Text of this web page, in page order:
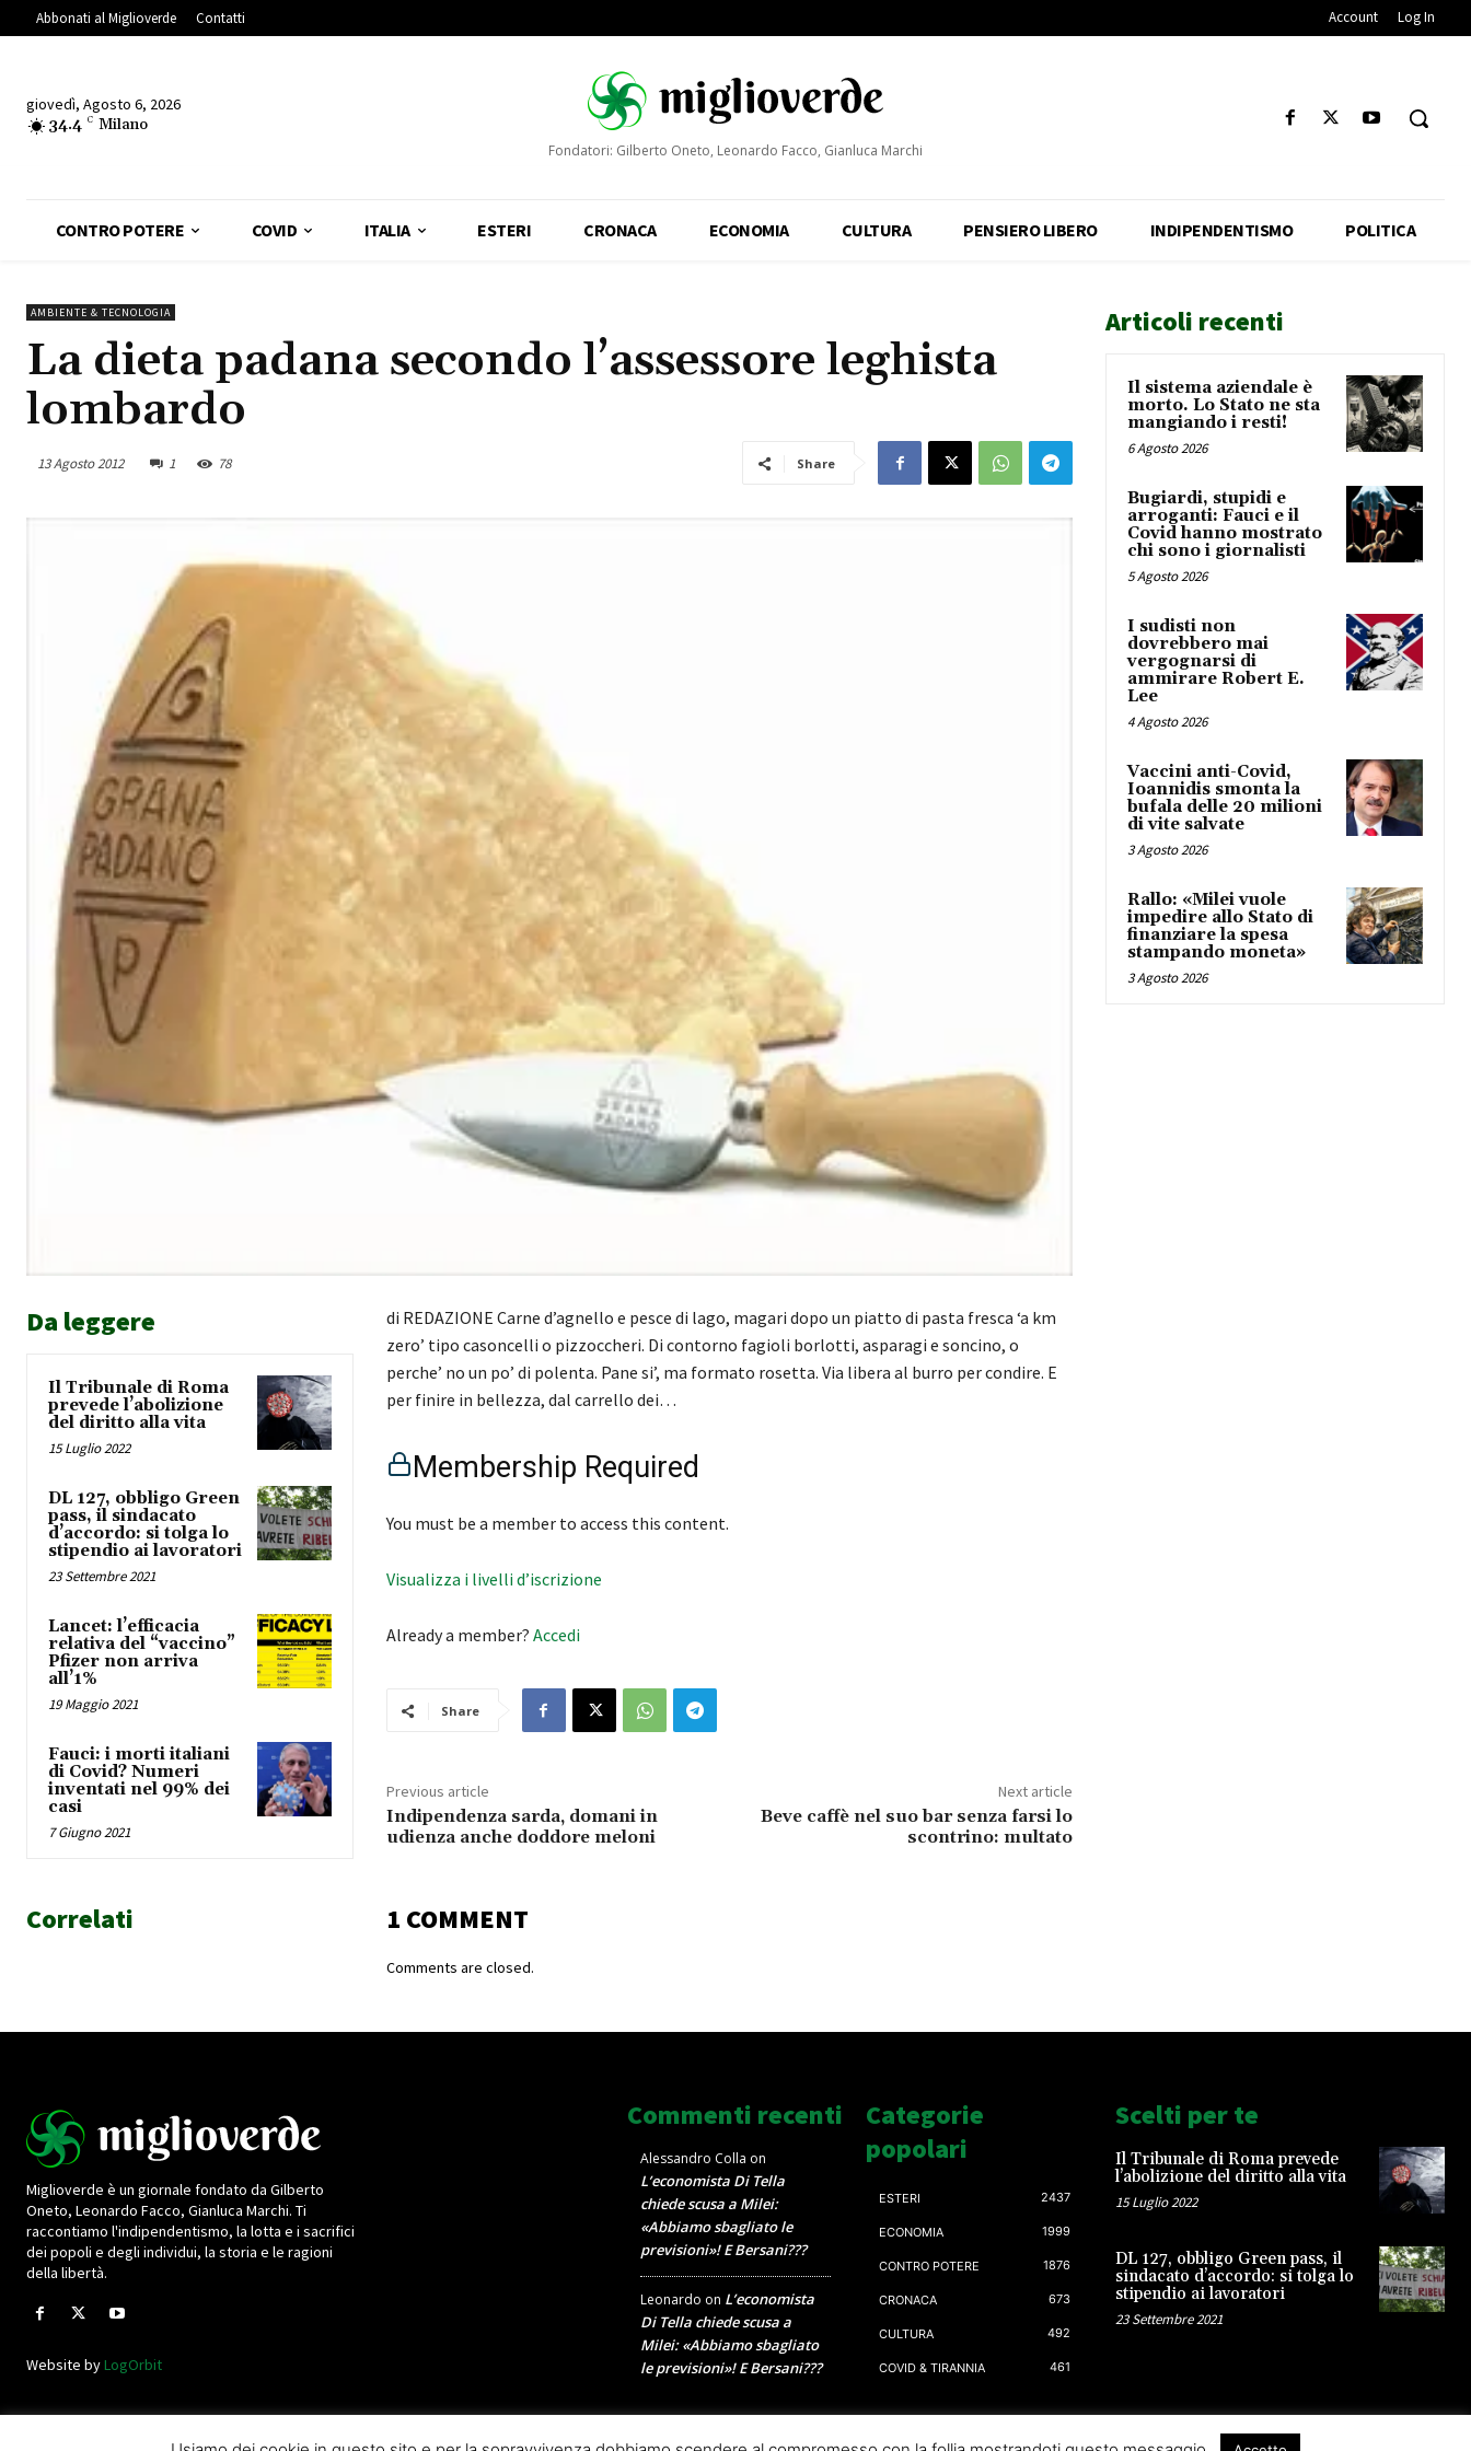
Abbonati al Miglioverde Contatti Account Log In
giovedì, Agosto 6, 2026
34.4 C Milano
Fondatori: Gilberto Oneto, Leonardo Facco, Gianluca Marchi
CONTRO POTERE COVID ITALIA ESTERI CRONACA ECONOMIA CULTURA PENSIERO LIBERO INDIPENDENTISMO POLITICA
AMBIENTE & TECNOLOGIA
La dieta padana secondo l’assessore leghista
lombardo
13 Agosto 2012 1 78 Share
Da leggere
Il Tribunale di Roma
prevede l’abolizione
del diritto alla vita
15 Luglio 2022
DL 127, obbligo Green
pass, il sindacato
d’accordo: si tolga lo
stipendio ai lavoratori
23 Settembre 2021
Lancet: l’efficacia
relativa del “vaccino”
Pfizer non arriva
all’1%
19 Maggio 2021
Fauci: i morti italiani
di Covid? Numeri
inventati nel 99% dei
casi
7 Giugno 2021
di REDAZIONE Carne d’agnello e pesce di lago, magari dopo un piatto di pasta fresca ‘a km
zero’ tipo casoncelli o pizzoccheri. Di contorno fagioli borlotti, asparagi e soncino, o
perche’ no un po’ di polenta. Pane si’, ma formato rosetta. Via libera al burro per condire. E
per finire in bellezza, dal carrello dei…
Membership Required
You must be a member to access this content.
Visualizza i livelli d’iscrizione
Already a member? Accedi
Share
Previous article
Indipendenza sarda, domani in
udienza anche doddore meloni
Next article
Beve caffè nel suo bar senza farsi lo
scontrino: multato
Correlati 1 COMMENT
Comments are closed.
Articoli recenti
Il sistema aziendale è
morto. Lo Stato ne sta
mangiando i resti!
6 Agosto 2026
Bugiardi, stupidi e
arroganti: Fauci e il
Covid hanno mostrato
chi sono i giornalisti
5 Agosto 2026
I sudisti non
dovrebbero mai
vergognarsi di
ammirare Robert E.
Lee
4 Agosto 2026
Vaccini anti-Covid,
Ioannidis smonta la
bufala delle 20 milioni
di vite salvate
3 Agosto 2026
Rallo: «Milei vuole
impedire allo Stato di
finanziare la spesa
stampando moneta»
3 Agosto 2026
Miglioverde è un giornale fondato da Gilberto
Oneto, Leonardo Facco, Gianluca Marchi. Ti
raccontiamo l'indipendentismo, la lotta e i sacrifici
dei popoli e degli individui, la storia e le ragioni
della libertà.
Website byLogOrbit
Commenti recenti
Alessandro Colla on
L’economista Di Tella
chiede scusa a Milei:
«Abbiamo sbagliato le
previsioni»! E Bersani???
Leonardo on L’economista
Di Tella chiede scusa a
Milei: «Abbiamo sbagliato
le previsioni»! E Bersani???
Categorie
popolari
ESTERI 2437
ECONOMIA 1999
CONTRO POTERE 1876
CRONACA 673
CULTURA 492
COVID & TIRANNIA 461
Scelti per te
Il Tribunale di Roma prevede
l’abolizione del diritto alla vita
15 Luglio 2022
DL 127, obbligo Green pass, il
sindacato d’accordo: si tolga lo
stipendio ai lavoratori
23 Settembre 2021